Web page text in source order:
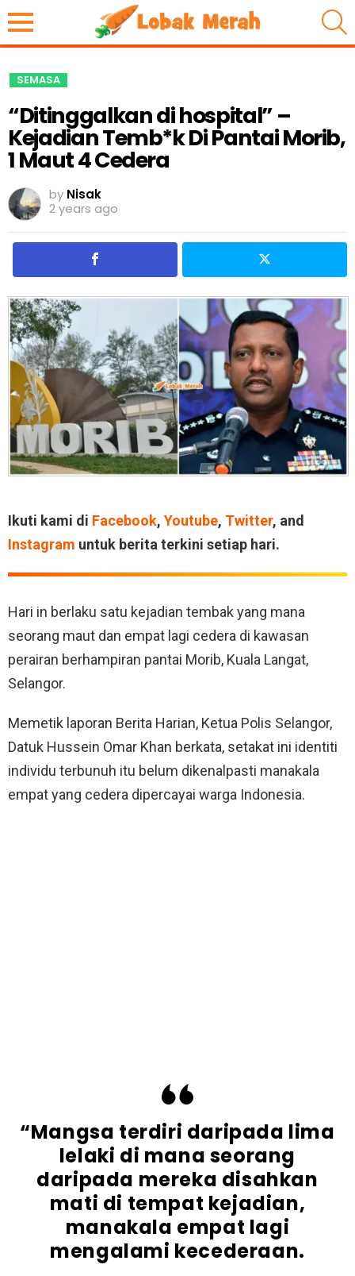
SEMASA
“Ditinggalkan di hospital” –
Kejadian Temb*k Di Pantai Morib,
1 Maut 4 Cedera
by Nisak
2 years ago
Ikuti kami di Facebook, Youtube, Twitter, and
Instagram untuk berita terkini setiap hari.
Hari in berlaku satu kejadian tembak yang mana
seorang maut dan empat lagi cedera di kawasan
perairan berhampiran pantai Morib, Kuala Langat,
Selangor.
Memetik laporan Berita Harian, Ketua Polis Selangor,
Datuk Hussein Omar Khan berkata, setakat ini identiti
individu terbunuh itu belum dikenalpasti manakala
empat yang cedera dipercayai warga Indonesia.
“Mangsa terdiri daripada lima
lelaki di mana seorang
daripada mereka disahkan
mati di tempat kejadian,
manakala empat lagi
mengalami kecederaan.